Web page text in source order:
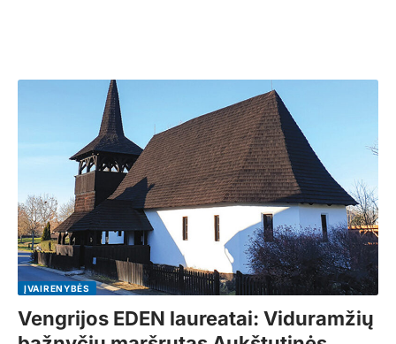
ĮVAIRENYBĖS
Vengrijos EDEN laureatai: Viduramžių